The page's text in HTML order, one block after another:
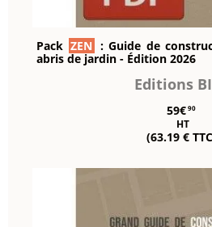
Pack ZEN : Guide de
abris de jardin - Édition 2026
Editions
59€90
HT
(63.19 €